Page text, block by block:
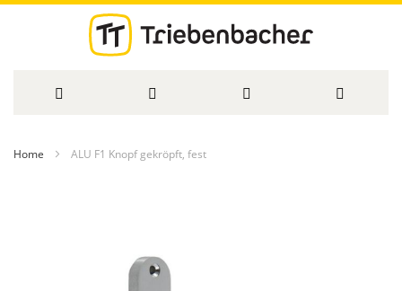
Home ALU F1 Knopf gekröpft, fest